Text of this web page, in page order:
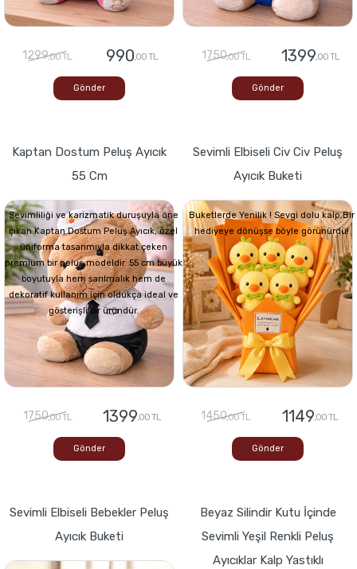
1299,00 TL 990,00 TL
Gönder
1750,00 TL 1399,00 TL
Gönder
Kaptan Dostum Peluş Ayıcık
55 Cm
Sevimliliği ve karizmatik duruşuyla öne
çıkan Kaptan Dostum Peluş Ayıcık, özel
üniforma tasarımıyla dikkat çeken
premium bir peluş modeldir. 55 cm büyük
boyutuyla hem sarılmalık hem de
dekoratif kullanım için oldukça ideal ve
gösterişli bir üründür.
1750,00 TL 1399,00 TL
Gönder
Sevimli Elbiseli Civ Civ Peluş
Ayıcık Buketi
Buketlerde Yenilik ! Sevgi dolu kalp,Bir
hediyeye dönüşse böyle görünürdü!
1450,00 TL 1149,00 TL
Gönder
Sevimli Elbiseli Bebekler Peluş
Ayıcık Buketi
Beyaz Silindir Kutu İçinde
Sevimli Yeşil Renkli Peluş
Ayıcıklar Kalp Yastıklı